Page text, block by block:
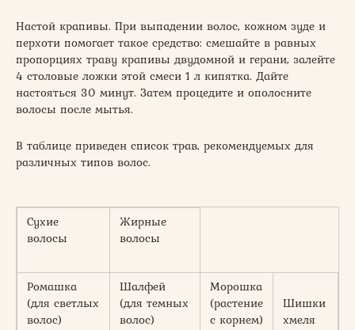
Настой крапивы. При выпадении волос, кожном зуде и
перхоти помогает такое средство: смешайте в равных
пропорциях траву крапивы двудомной и герани, залейте
4 столовые ложки этой смеси 1 л кипятка. Дайте
настояться 30 минут. Затем процедите и ополосните
волосы после мытья.
В таблице приведен список трав, рекомендуемых для
различных типов волос.
Сухие
волосы
Жирные
волосы
Ромашка
(для светлых
волос)
Шалфей
(для темных
волос)
Морошка
(растение
с корнем)
Шишки
хмеля